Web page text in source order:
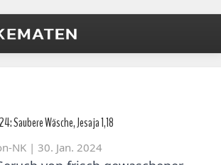
Saubere Wäsche, Jesaja 1,18
NK | 30. Jan. 2024